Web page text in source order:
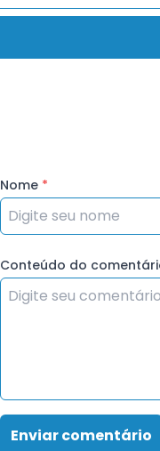
Nome *
Conteúdo do
Enviar comentário